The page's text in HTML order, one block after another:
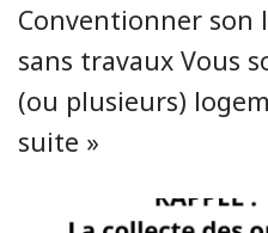
Conventionner son
sans travaux Vous
(ou plusieurs)
suite »